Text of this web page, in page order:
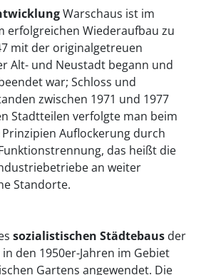
Warschaus ist im
erfolgreichen Wiederaufbau zu
mit der originalgetreuen
Alt- und Neustadt begann und
war; Schloss und
zwischen 1971 und 1977
Stadtteilen verfolgte man beim
Auflockerung durch
das heißt die
an weiter
Standorte.
sozialistischen Städtebaus der
den 1950er-Jahren im Gebiet
Gartens angewendet. Die